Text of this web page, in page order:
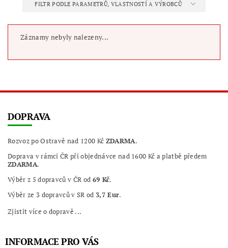
FILTR PODLE PARAMETRŮ, VLASTNOSTÍ A VÝROBCŮ
Záznamy nebyly nalezeny...
DOPRAVA
Rozvoz po Ostravě nad 1200 Kč ZDARMA.
Doprava v rámci ČR při objednávce nad 1600 Kč a platbě předem
ZDARMA.
Výběr z 5 dopravců v ČR od 69 Kč.
Výběr ze 3 dopravců v SR od 3,7 Eur.
Zjistit více o dopravě ...
INFORMACE PRO VÁS